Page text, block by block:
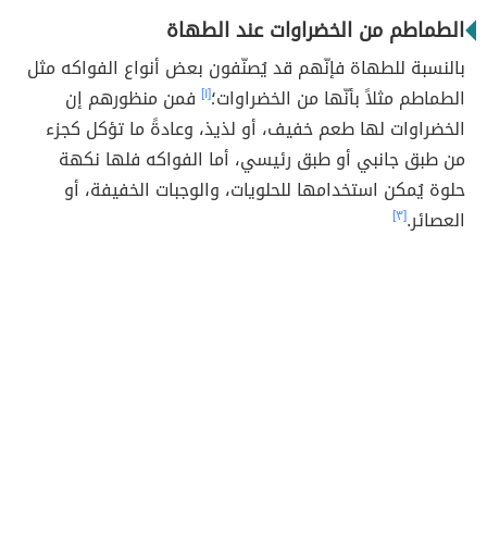
الطماطم من الخضراوات عند الطهاة
بالنسبة للطهاة فإنّهم قد يُصنّفون بعض أنواع الفواكه مثل
الطماطم مثلاً بأنّها من الخضراوات؛[١] فمن منظورهم إن
الخضراوات لها طعم خفيف، أو لذيذ، وعادةً ما تؤكل كجزء
من طبق جانبي أو طبق رئيسي، أما الفواكه فلها نكهة
حلوة يُمكن استخدامها للحلويات، والوجبات الخفيفة، أو
العصائر.[٣]